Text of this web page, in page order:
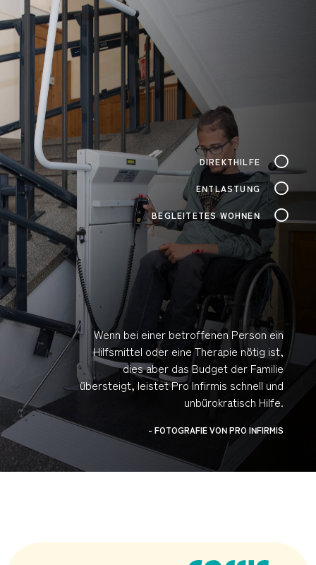
DIREKTHILFE
ENTLASTUNG
BEGLEITETES WOHNEN
Wenn bei einer betroffenen Person ein
Hilfsmittel oder eine Therapie nötig ist,
dies aber das Budget der Familie
übersteigt, leistet Pro Infirmis schnell und
unbürokratisch Hilfe.
- FOTOGRAFIE VON PRO INFIRMIS